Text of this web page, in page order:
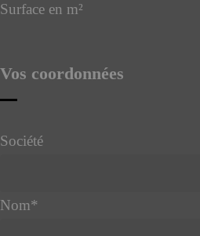
Surface en m²
Vos coordonnées
Société
Nom*